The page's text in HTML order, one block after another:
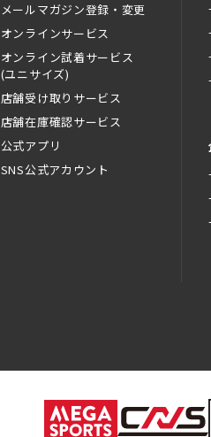
メールマガジン登録・変更
オンラインサービス
オンライン試着サービス
(ユニサイズ)
店舗受け取りサービス
店舗在庫確認サービス
公式アプリ
SNS公式アカウント